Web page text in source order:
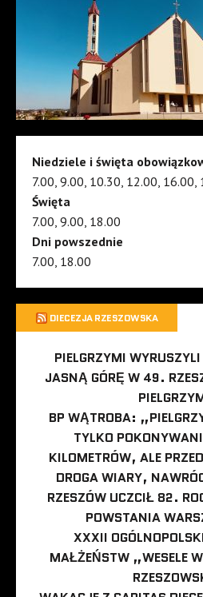
Niedziele i święta
7.00, 9.00, 10.30, 12.00, 16.00,
Święta
7.00, 9.00, 18.00
Dni powszednie
7.00, 18.00
DIECEZJA RZESZOWSKA
PIELGRZYMI
JASNĄ GÓRĘ W 49.
BP WĄTROBA:
TYLKO
KILOMETRÓW, ALE
DROGA WIARY,
RZESZÓW UCZCIŁ 82.
POWSTANIA
XXXII
MAŁŻEŃSTW „WESELE